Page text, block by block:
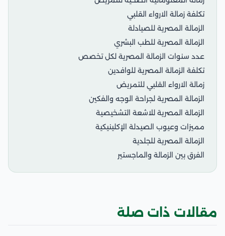
تكلفة زمالة الارواء القلبي
الزمالة المصرية للصيادلة
الزمالة المصرية للطب البشري
عدد سنوات الزمالة المصرية لكل تخصص
تكلفة الزمالة المصرية للوافدين
زمالة الارواء القلبي للتمريض
الزمالة المصرية لجراحة الوجه والفكين
الزمالة المصرية للاشعة التشخيصية
مميزات وعيوب الصيدلة الإكلينيكية
الزمالة المصرية للجلدية
الفرق بين الزمالة والماجستير
مقالات ذات صلة